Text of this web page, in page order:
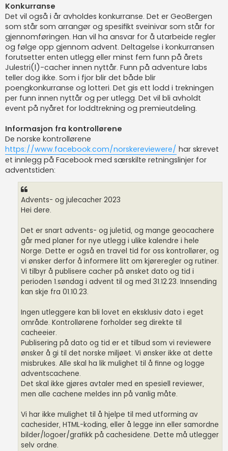
Konkurranse
Det vil også i år avholdes konkurranse. Det er GeoBergen
som står som arrangør og spesifikt sveinivar som står for
gjennomføringen. Han vil ha ansvar for å utarbeide regler
og følge opp gjennom advent. Deltagelse i konkurransen
forutsetter enten utlegg eller minst fem funn på årets
Julestri(l)-cacher innen nyttår. Funn på adventure labs
teller dog ikke. Som i fjor blir det både blir
poengkonkurranse og lotteri. Det gis ett lodd i trekningen
per funn innen nyttår og per utlegg. Det vil bli avholdt
event på nyåret for loddtrekning og premieutdeling.
Informasjon fra kontrollørene
De norske kontrollørene
https://www.facebook.com/norskereviewere/ har skrevet
et innlegg på Facebook med særskilte retningslinjer for
adventstiden:
Advents- og julecacher 2023
Hei dere.
Det er snart advents- og juletid, og mange geocachere
går med planer for nye utlegg i ulike kalendre i hele
Norge. Dette er også en travel tid for oss kontrollører, og
vi ønsker derfor å informere litt om kjøreregler og rutiner.
Vi tilbyr å publisere cacher på ønsket dato og tid i
perioden 1.søndag i advent til og med 31.12.23. Innsending
kan skje fra 01.10.23.
Ingen utleggere kan bli lovet en eksklusiv dato i eget
område. Kontrollørene forholder seg direkte til
cacheeier.
Publisering på dato og tid er et tilbud som vi reviewere
ønsker å gi til det norske miljøet. Vi ønsker ikke at dette
misbrukes. Alle skal ha lik mulighet til å finne og logge
adventscachene.
Det skal ikke gjøres avtaler med en spesiell reviewer,
men alle cachene meldes inn på vanlig måte.
Vi har ikke mulighet til å hjelpe til med utforming av
cachesider, HTML-koding, eller å legge inn eller samordne
bilder/logoer/grafikk på cachesidene. Dette må utlegger
selv ordne.